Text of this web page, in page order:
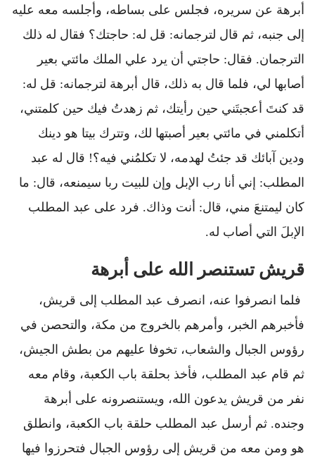
أبرهة عن سريره، فجلس على بساطه، وأجلسه معه عليه
إلى جنبه، ثم قال لترجمانه: قل له: حاجتك؟ فقال له ذلك
الترجمان. فقال: حاجتي أن يرد علي الملك مائتي بعير
أصابها لي، فلما قال به ذلك، قال أبرهة لترجمانه: قل له:
قد كنتَ أعجبتَني حين رأيتك، ثم زهدتُ فيك حين كلمتني،
أتكلمني في مائتي بعير أصبتها لك، وتترك بيتا هو دينك
ودين آبائك قد جئتُ لهدمه، لا تكلمُني فيه؟! قال له عبد
المطلب: إني أنا رب الإبل وإن للبيت ربا سيمنعه، قال: ما
كان ليمتنعَ مني، قال: أنت وذاك. فرد على عبد المطلب
الإبلَ التي أصاب له.
قريش تستنصر الله على أبرهة
فلما انصرفوا عنه، انصرف عبد المطلب إلى قريش،
فأخبرهم الخبر، وأمرهم بالخروج من مكة، والتحصن في
رؤوس الجبال والشعاب، تخوفا عليهم من بطش الجيش،
ثم قام عبد المطلب، فأخذ بحلقة باب الكعبة، وقام معه
نفر من قريش يدعون الله، ويستنصرونه على أبرهة
وجنده. ثم أرسل عبد المطلب حلقة باب الكعبة، وانطلق
هو ومن معه من قريش إلى رؤوس الجبال فتحرزوا فيها